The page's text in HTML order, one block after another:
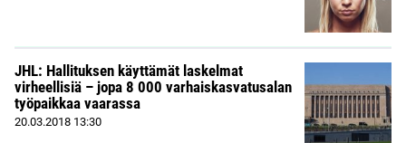
JHL: Hallituksen käyttämät laskelmat
virheellisiä – jopa 8 000 varhaiskasvatusalan
työpaikkaa vaarassa
20.03.2018 13:30